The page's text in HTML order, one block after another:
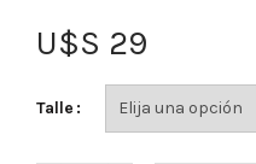
U$S 29
Talle